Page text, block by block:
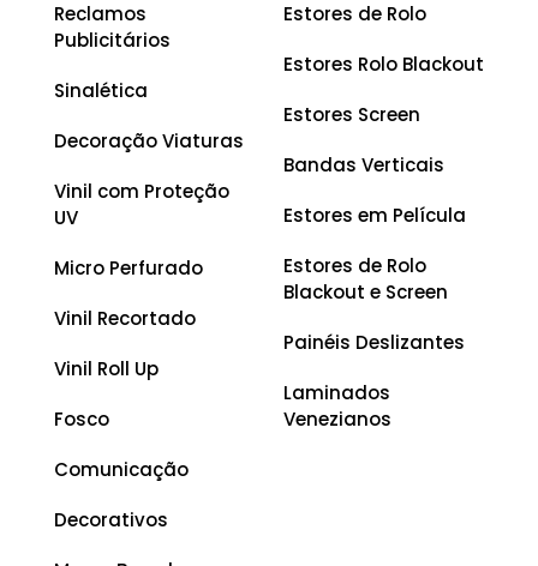
Reclamos
Publicitários
Sinalética
Decoração Viaturas
Vinil com Proteção
UV
Micro Perfurado
Vinil Recortado
Vinil Roll Up
Fosco
Comunicação
Decorativos
Estores de Rolo
Estores Rolo Blackout
Estores Screen
Bandas Verticais
Estores em Película
Estores de Rolo
Blackout e Screen
Painéis Deslizantes
Laminados
Venezianos